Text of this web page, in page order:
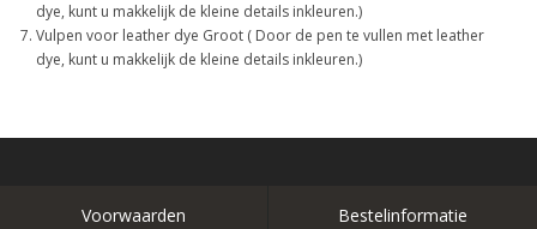
dye, kunt u makkelijk de kleine details inkleuren.)
Vulpen voor leather dye Groot ( Door de pen te vullen met leather
dye, kunt u makkelijk de kleine details inkleuren.)
Voorwaarden Bestelinformatie